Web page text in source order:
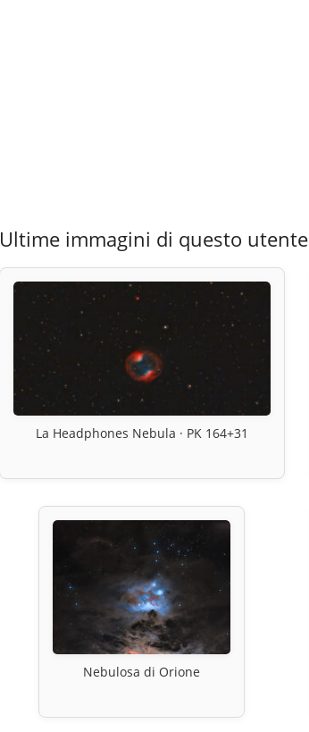
Ultime immagini di questo utente
La Headphones Nebula · PK 164+31
Nebulosa di Orione